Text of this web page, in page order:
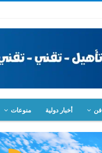
فن أخبار دولية منوعات